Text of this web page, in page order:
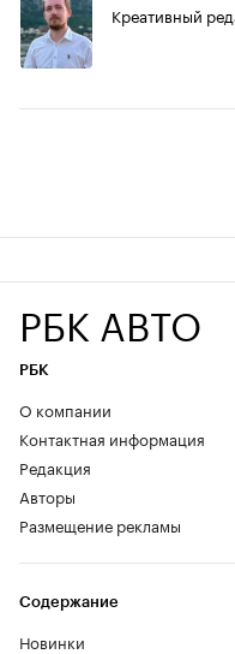
Креативный
РБК АВТО
РБК
О компании
Контактная информация
Редакция
Авторы
Размещение рекламы
Содержание
Новинки